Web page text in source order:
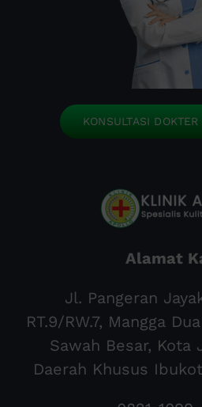
KONSULTASI
Alamat
Jl. Pangeran
RT.9/RW.7, Mangga
Sawah Besar, Kota
Daerah Khusus